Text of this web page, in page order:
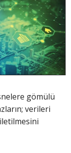
gömülü
verileri
iletilmesini